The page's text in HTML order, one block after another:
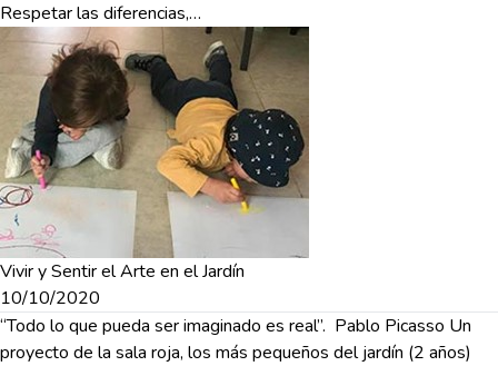
Respetar las diferencias,…
Vivir y Sentir el Arte en el Jardín
10/10/2020
“Todo lo que pueda ser imaginado es real”. Pablo Picasso Un
proyecto de la sala roja, los más pequeños del jardín (2 años)